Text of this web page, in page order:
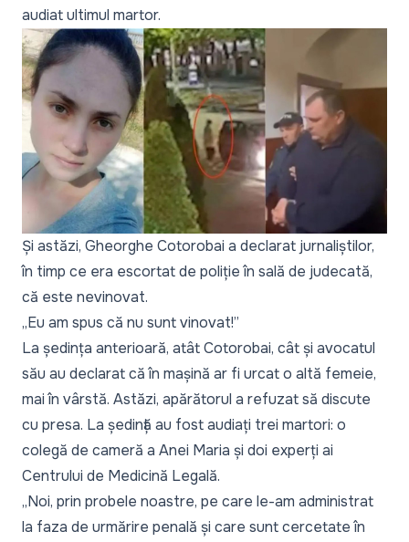
audiat ultimul martor.
Și astăzi, Gheorghe Cotorobai a declarat jurnaliștilor,
în timp ce era escortat de poliție în sală de judecată,
că este nevinovat.
„Eu am spus că nu sunt vinovat!”
La ședința anterioară, atât Cotorobai, cât și avocatul
său au declarat că în mașină ar fi urcat o altă femeie,
mai în vârstă. Astăzi, apărătorul a refuzat să discute
cu presa. La ședință au fost audiați trei martori: o
colegă de cameră a Anei Maria și doi experți ai
Centrului de Medicină Legală.
„Noi, prin probele noastre, pe care le-am administrat
la faza de urmărire penală și care sunt cercetate în